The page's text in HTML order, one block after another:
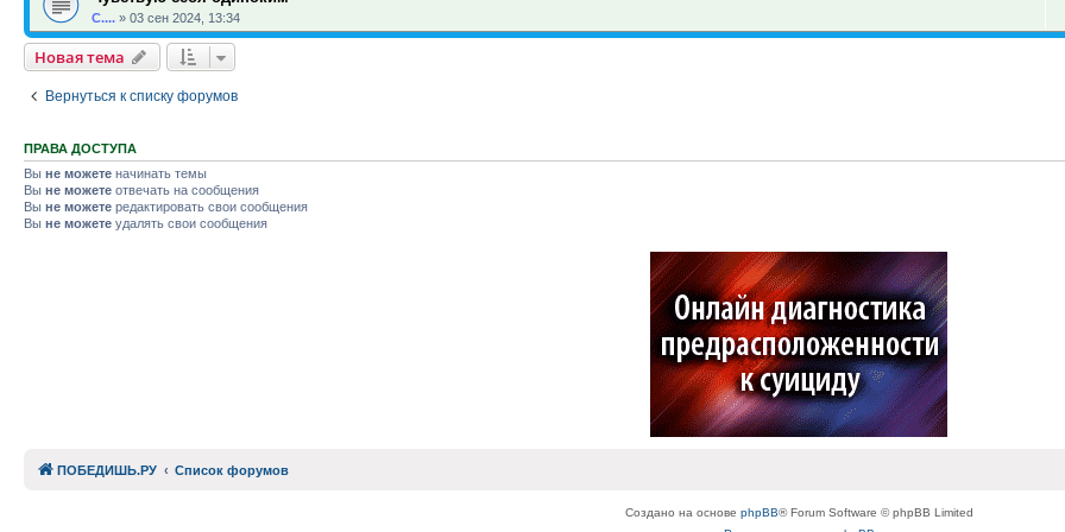
С.... » 03 сен 2024, 13:34
Новая тема
Вернуться к списку форумов
ПРАВА ДОСТУПА
Вы не можете начинать темы
Вы не можете отвечать на сообщения
Вы не можете редактировать свои сообщения
Вы не можете удалять свои сообщения
ПОБЕДИШЬ.РУ Список форумов
Создано на основе phpBB® Forum Software © phpBB Limited